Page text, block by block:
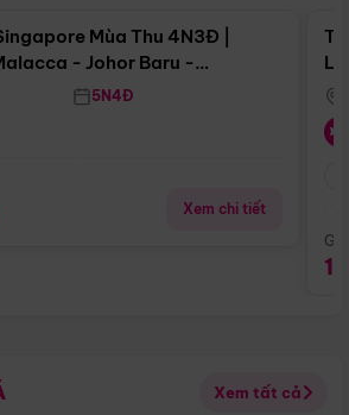
Mùa Thu 4N3Đ |
- Johor Baru -
5N4Đ
Xem chi tiết
Xem tất cả
Điểm nổi bật